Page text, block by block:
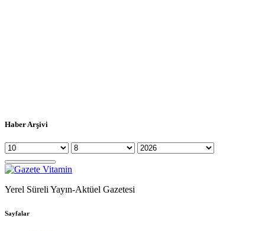
Haber Arşivi
Yerel Süreli Yayın-Aktüel Gazetesi
Sayfalar